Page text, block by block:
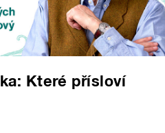
Které přísloví